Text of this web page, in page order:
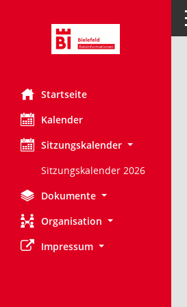
Startseite
Kalender
Sitzungskalender
Sitzungskalender 2026
Dokumente
Organisation
Impressum